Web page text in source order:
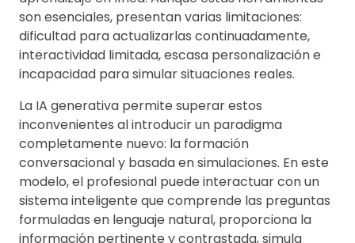
son esenciales, presentan varias limitaciones:
dificultad para actualizarlas continuadamente,
interactividad limitada, escasa personalización e
incapacidad para simular situaciones reales.
La IA generativa permite superar estos
inconvenientes al introducir un paradigma
completamente nuevo: la formación
conversacional y basada en simulaciones. En este
modelo, el profesional puede interactuar con un
sistema inteligente que comprende las preguntas
formuladas en lenguaje natural, proporciona la
información pertinente y contrastada, simula